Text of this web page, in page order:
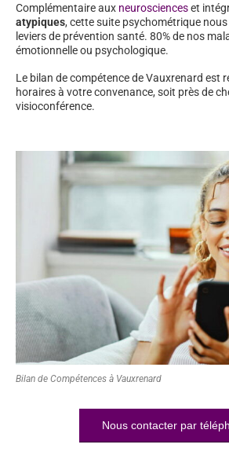
Complémentaire aux neuroscienceset
atypiques, cette suite psychométrique
leviers de prévention santé. 80% de nos
émotionnelle ou psychologique.
Le bilan de compétence de Vauxrenard est
horaires à votre convenance, soit près de
visioconférence.
Bilan de Compétences à Vauxrenard
Nous contacter par